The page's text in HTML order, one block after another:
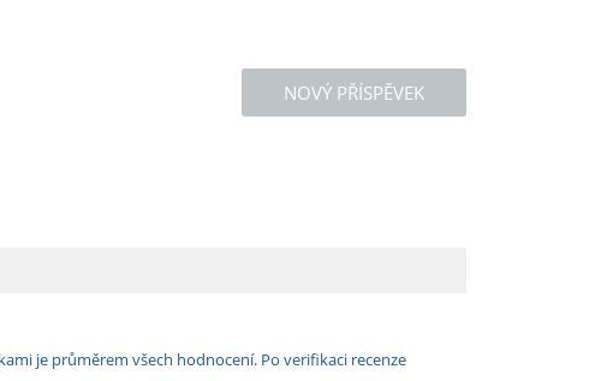
NOVÝ PŘÍSPĚVEK
je průměrem všech hodnocení. Po verifikaci recenze